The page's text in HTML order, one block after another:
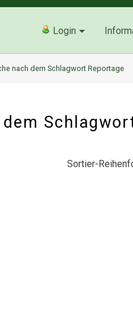
Login
nach dem Schlagwort Reportage
Sortier-